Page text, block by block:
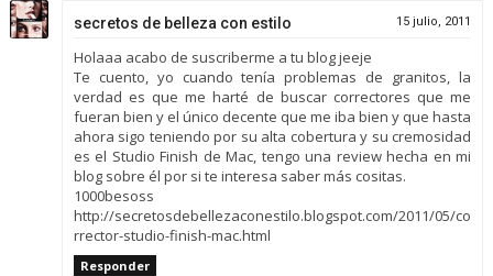
secretos de belleza con estilo 15 julio, 2011
Holaaa acabo de suscriberme a tu blog jeeje
Te cuento, yo cuando tenía problemas de granitos, la
verdad es que me harté de buscar correctores que me
fueran bien y el único decente que me iba bien y que hasta
ahora sigo teniendo por su alta cobertura y su cremosidad
es el Studio Finish de Mac, tengo una review hecha en mi
blog sobre él por si te interesa saber más cositas.
1000besoss
http://secretosdebellezaconestilo.blogspot.com/2011/05/co
rrector-studio-finish-mac.html
Responder